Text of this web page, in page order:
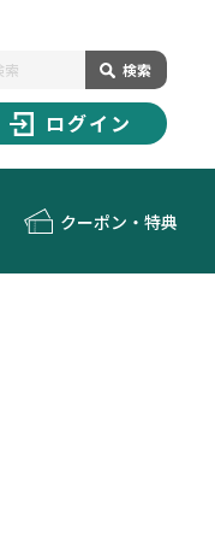
検索
ログイン
クーポン・特典